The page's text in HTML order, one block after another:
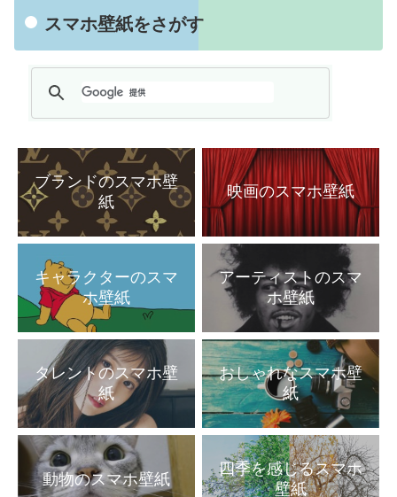
スマホ壁紙をさがす
ブランドのスマホ壁
紙
映画のスマホ壁紙
キャラクターのスマ
ホ壁紙
アーティストのスマ
ホ壁紙
タレントのスマホ壁
紙
おしゃれなスマホ壁
紙
動物のスマホ壁紙
四季を感じるスマホ
壁紙